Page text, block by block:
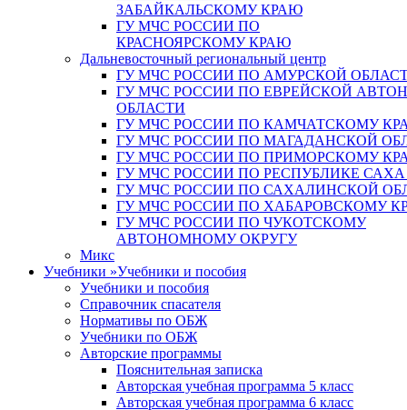
ЗАБАЙКАЛЬСКОМУ КРАЮ
ГУ МЧС РОССИИ ПО
КРАСНОЯРСКОМУ КРАЮ
Дальневосточный региональный центр
ГУ МЧС РОССИИ ПО АМУРСКОЙ
ГУ МЧС РОССИИ ПО ЕВРЕЙСКОЙ
ОБЛАСТИ
ГУ МЧС РОССИИ ПО КАМЧАТСКОМУ
ГУ МЧС РОССИИ ПО МАГАДАНСКОЙ
ГУ МЧС РОССИИ ПО ПРИМОРСКОМУ
ГУ МЧС РОССИИ ПО РЕСПУБЛИКЕ
ГУ МЧС РОССИИ ПО САХАЛИНСКОЙ
ГУ МЧС РОССИИ ПО ХАБАРОВСКОМУ
ГУ МЧС РОССИИ ПО ЧУКОТСКОМУ
АВТОНОМНОМУ ОКРУГУ
Микс
Учебники »Учебники и пособия
Учебники и пособия
Справочник спасателя
Нормативы по ОБЖ
Учебники по ОБЖ
Авторские программы
Пояснительная записка
Авторская учебная программа 5 класс
Авторская учебная программа 6 класс